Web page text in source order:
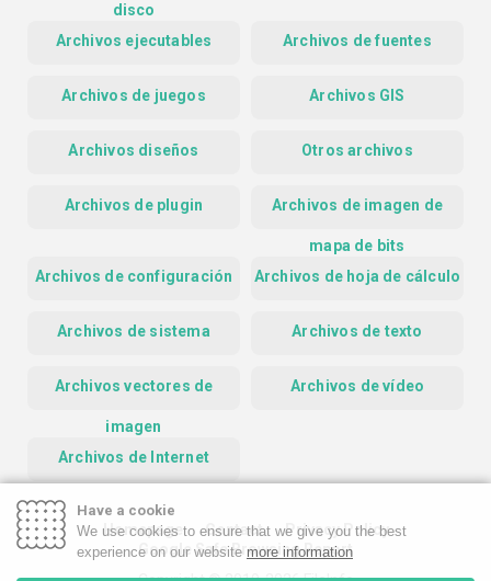
disco
Archivos ejecutables Archivos de fuentes
Archivos de juegos Archivos GIS
Archivos diseños Otros archivos
Archivos de plugin Archivos de imagen de
mapa de bits
Archivos de configuración
Archivos de hoja de cálculo
Archivos de sistema Archivos de texto
Archivos vectores de
imagen
Archivos de vídeo
Archivos de Internet
Homepage Contact
Privacy Policy
Google Safe Browsing Report
Have a cookie
We use cookies to ensure that we give you the best
experience on our website more information